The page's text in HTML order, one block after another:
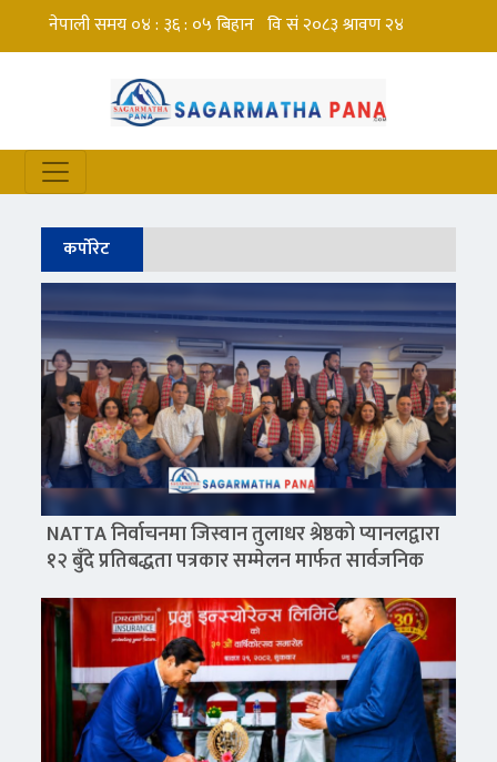
कर्पोरेट
NATTA निर्वाचनमा जिस्वान तुलाधर श्रेष्ठको प्यानलद्वारा
१२ बुँदे प्रतिबद्धता पत्रकार सम्मेलन मार्फत सार्वजनिक